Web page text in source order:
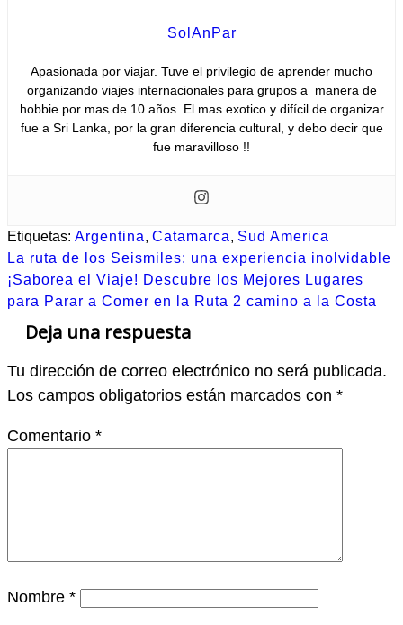
SolAnPar
Apasionada por viajar. Tuve el privilegio de aprender mucho
organizando viajes internacionales para grupos a manera de
hobbie por mas de 10 años. El mas exotico y difícil de organizar
fue a Sri Lanka, por la gran diferencia cultural, y debo decir que
fue maravilloso !!
Etiquetas: Argentina, Catamarca, Sud America
Navegación
de
entradas
La ruta de los Seismiles: una experiencia inolvidable
¡Saborea el Viaje! Descubre los Mejores Lugares
para Parar a Comer en la Ruta 2 camino a la Costa
Deja una respuesta
Tu dirección de correo electrónico no será publicada.
Los campos obligatorios están marcados con *
Comentario *
Nombre *